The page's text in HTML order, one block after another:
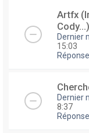
Artfx
Cody...)
Dernier
15:03
Dernier
8:37